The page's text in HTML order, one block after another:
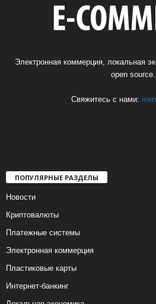
Электронная коммерция, локальная
open source.
Свяжитесь с нами:
ПОПУЛЯРНЫЕ РАЗДЕЛЫ
Новости
Криптовалюты
Платежные системы
Электронная коммерция
Пластиковые карты
Интернет-банкинг